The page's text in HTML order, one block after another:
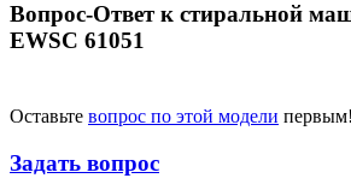
Вопрос-Ответ к стиральной
EWSC 61051
Оставьте вопрос по этой модели первым!
Задать вопрос